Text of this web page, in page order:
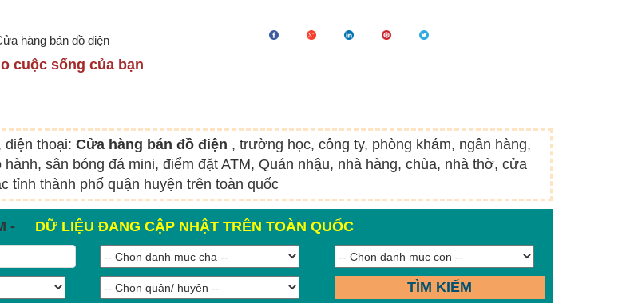
hàng bán đồ điện
cuộc sống của bạn
điện thoại: Cửa hàng bán đồ điện , trường học, công ty, phòng khám, ngân hàng,
hành, sân bóng đá mini, điểm đặt ATM, Quán nhậu, nhà hàng, chùa, nhà thờ, cửa
tỉnh thành phố quận huyện trên toàn quốc
- DỮ LIỆU ĐANG CẬP NHẬT TRÊN TOÀN QUỐC
TÌM KIẾM